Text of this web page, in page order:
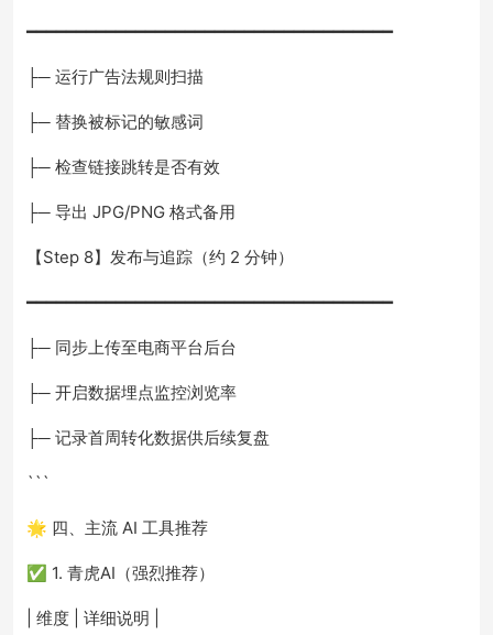
━━━━━━━━━━━━━━━━━━━━━━━━━━━━━━━━━━━━━
├─ 运行广告法规则扫描
├─ 替换被标记的敏感词
├─ 检查链接跳转是否有效
├─ 导出 JPG/PNG 格式备用
【Step 8】发布与追踪（约 2 分钟）
━━━━━━━━━━━━━━━━━━━━━━━━━━━━━━━━━━━━━
├─ 同步上传至电商平台后台
├─ 开启数据埋点监控浏览率
├─ 记录首周转化数据供后续复盘
```
🌟 四、主流 AI 工具推荐
✅ 1. 青虎AI（强烈推荐）
| 维度 | 详细说明 |